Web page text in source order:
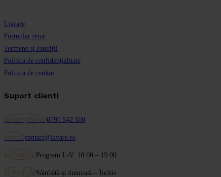
Livrare
Formular retur
Termene și condiții
Politica de confidențialitate
Politica de cookie
Suport clienti
0791 542 500
contact@lavare.ro
Program L-V: 10:00 – 19:00
Sâmbătă și dumincă – Închis